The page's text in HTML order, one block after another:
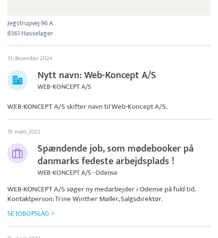
Jegstrupvej 96 A
8361 Hasselager
31. desember 2024
Nytt navn: Web-Koncept A/S
WEB-KONCEPT A/S
WEB-KONCEPT A/S skifter navn tilWeb-Koncept A/S.
19. mars 2023
Spændende job, som mødebooker på
danmarks fedeste arbejdsplads !
WEB-KONCEPT A/S · Odense
WEB-KONCEPT A/Ssøger ny medarbejder i Odense på fuld tid.
Kontaktperson: Trine Winther Møller, Salgsdirektør.
SE JOBOPSLAG